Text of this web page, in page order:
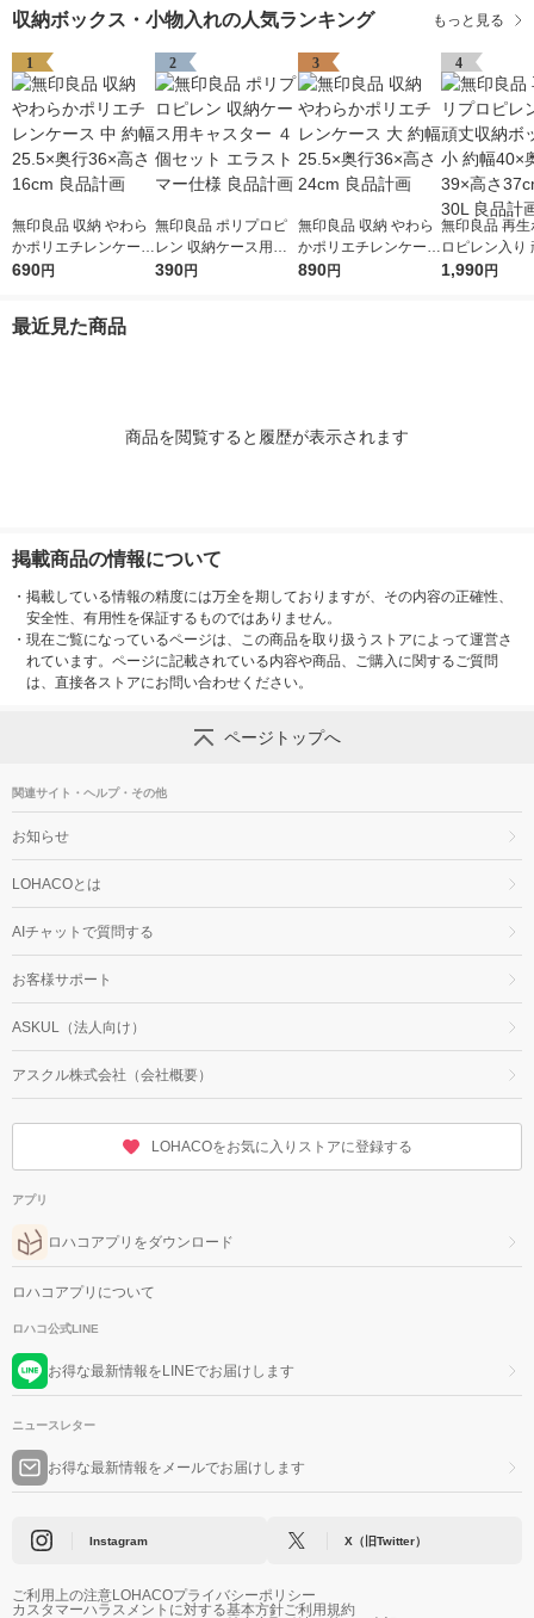
収納ボックス・小物入れの人気ランキング もっと見る
1
無印良品 収納 やわら
かポリエチレンケース
中 約幅25.5×奥行36×
690円
2
無印良品 ポリプロピ
レン 収納ケース用キ
ャスター ４個セット
390円
3
無印良品 収納 やわら
かポリエチレンケース
大 約幅25.5×奥行36×
890円
4
無印良品 再生
ロピレン入り
納ボックス
1,990円
最近見た商品
商品を閲覧すると履歴が表示されます
掲載商品の情報について
・ 掲載している情報の精度には万全を期しておりますが、その内容の正確性、
安全性、有用性を保証するものではありません。
・ 現在ご覧になっているページは、この商品を取り扱うストアによって運営さ
れています。ページに記載されている内容や商品、ご購入に関するご質問
は、直接各ストアにお問い合わせください。
ページトップへ
関連サイト・ヘルプ・その他
お知らせ
LOHACOとは
AIチャットで質問する
お客様サポート
ASKUL（法人向け）
アスクル株式会社（会社概要）
LOHACOをお気に入りストアに登録する
アプリ
ロハコアプリをダウンロード
ロハコアプリについて
ロハコ公式LINE
お得な最新情報をLINEでお届けします
ニュースレター
お得な最新情報をメールでお届けします
Instagram X（旧Twitter）
ご利用上の注意LOHACOプライバシーポリシー
カスタマーハラスメントに対する基本方針ご利用規約